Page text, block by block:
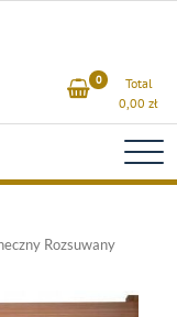
0
Total
0,00 zł
Rozsuwany